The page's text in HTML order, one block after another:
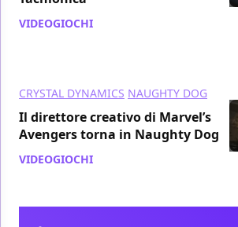
VIDEOGIOCHI
CRYSTAL DYNAMICS NAUGHTY DOG
Il direttore creativo di Marvel’s
Avengers torna in Naughty Dog
VIDEOGIOCHI